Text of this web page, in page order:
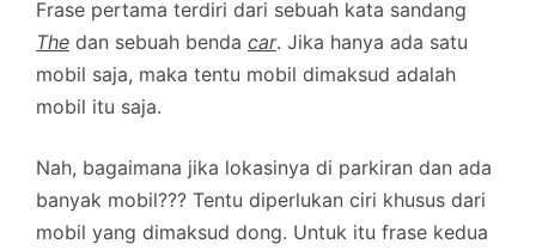
Frase pertama terdiri dari sebuah kata sandang
The dan sebuah benda car. Jika hanya ada satu
mobil saja, maka tentu mobil dimaksud adalah
mobil itu saja.
Nah, bagaimana jika lokasinya di parkiran dan ada
banyak mobil??? Tentu diperlukan ciri khusus dari
mobil yang dimaksud dong. Untuk itu frase kedua